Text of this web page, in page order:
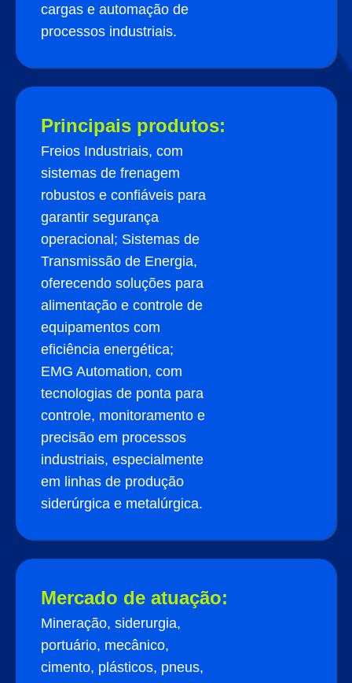
cargas e automação de
processos industriais.
Principais produtos:
Freios Industriais, com
sistemas de frenagem
robustos e confiáveis para
garantir segurança
operacional; Sistemas de
Transmissão de Energia,
oferecendo soluções para
alimentação e controle de
equipamentos com
eficiência energética;
EMG Automation, com
tecnologias de ponta para
controle, monitoramento e
precisão em processos
industriais, especialmente
em linhas de produção
siderúrgica e metalúrgica.
Mercado de atuação:
Mineração, siderurgia,
portuário, mecânico,
cimento, plásticos, pneus,